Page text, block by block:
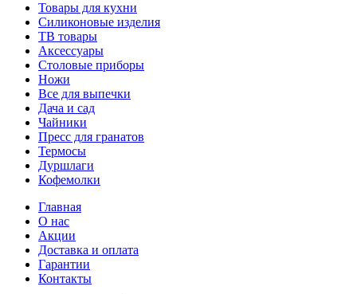
Товары для кухни
Силиконовые изделия
ТВ товары
Аксессуары
Столовые приборы
Ножи
Все для выпечки
Дача и сад
Чайники
Пресс для гранатов
Термосы
Дуршлаги
Кофемолки
Главная
О нас
Акции
Доставка и оплата
Гарантии
Контакты